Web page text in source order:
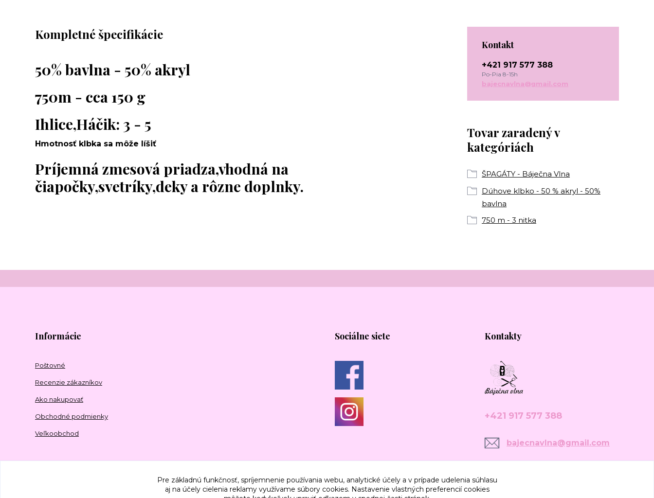
Kompletné špecifikácie
50% bavlna - 50% akryl
750m - cca 150 g
Ihlice,Háčik: 3 - 5
Hmotnosť klbka sa môže líšiť
Príjemná zmesová priadza,vhodná na
čiapočky,svetríky,deky a rôzne doplnky.
Tovar zaradený v
kategóriách
ŠPAGÁTY - Báječna Vlna
Dúhove klbko - 50 % akryl - 50%
bavlna
750 m - 3 nitka
Kontakt
+421 917 577 388
Po-Pia 8-15h
bajecnavlna@gmail.com
Informácie
Poštovné
Recenzie zákazníkov
Ako nakupovať
Obchodné podmienky
Veľkoobchod
Sociálne siete Kontakty
+421 917 577 388
bajecnavlna@gmail.com
Pre základnú funkčnosť, spríjemnenie používania webu, analytické účely a v prípade udelenia súhlasu
aj na účely cielenia reklamy využívame súbory cookies. Nastavenie vlastných preferencií cookies